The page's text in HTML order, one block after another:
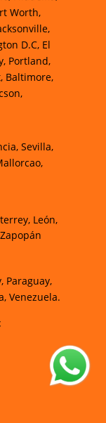
Worth,
D.C, El
Portland,
Baltimore,
Sevilla,
o,
León,
Paraguay,
Venezuela.
w